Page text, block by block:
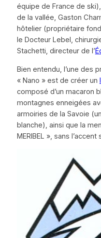
équipe de France de
de la vallée, Gaston
hôtelier (propriétaire
le Docteur Lebel,
Stachetti, directeur de l’
Bien entendu, l’une des
« Nano »est de créer un
composé d’un macaron
montagnes enneigées
armoiries de la Savoie
blanche), ainsi que la
MERIBEL », sans l’accent